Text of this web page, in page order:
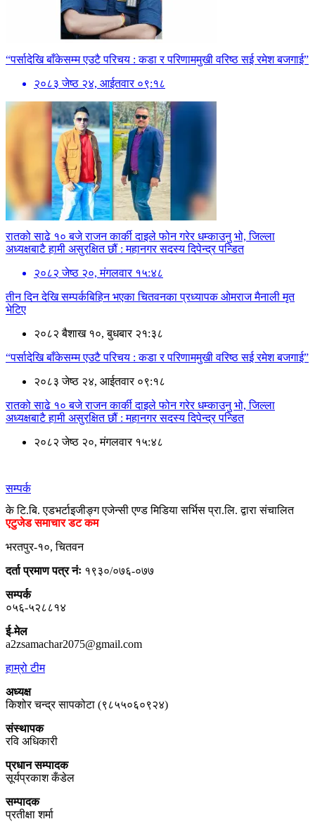
“पर्सादेखि बाँकेसम्म एउटै परिचय : कडा र परिणाममुखी वरिष्ठ सई रमेश बजगाई”
२०८३ जेष्ठ २४, आईतवार ०९:१८
रातको साढे १० बजे राजन कार्की दाइले फोन गरेर धम्काउनु भो, जिल्ला
अध्यक्षबाटै हामी असुरक्षित छौं : महानगर सदस्य दिपेन्द्र पन्डित
२०८२ जेष्ठ २०, मंगलवार १५:४८
तीन दिन देखि सम्पर्कबिहिन भएका चितवनका प्रध्यापक ओमराज मैनाली मृत
भेटिए
२०८२ बैशाख १०, बुधबार २१:३८
“पर्सादेखि बाँकेसम्म एउटै परिचय : कडा र परिणाममुखी वरिष्ठ सई रमेश बजगाई”
२०८३ जेष्ठ २४, आईतवार ०९:१८
रातको साढे १० बजे राजन कार्की दाइले फोन गरेर धम्काउनु भो, जिल्ला
अध्यक्षबाटै हामी असुरक्षित छौं : महानगर सदस्य दिपेन्द्र पन्डित
२०८२ जेष्ठ २०, मंगलवार १५:४८
सम्पर्क
के टि.बि. एडभर्टाइजीङ्ग एजेन्सी एण्ड मिडिया सर्भिस प्रा.लि. द्वारा संचालित
एटुजेड समाचार डट कम
भरतपुर-१०, चितवन
दर्ता प्रमाण पत्र नंः १९३०/०७६-०७७
सम्पर्क
०५६-५२८८१४
ई-मेल
a2zsamachar2075@gmail.com
हाम्रो टीम
अध्यक्ष
किशोर चन्द्र सापकोटा (९८५५०६०९२४)
संस्थापक
रवि अधिकारी
प्रधान सम्पादक
सूर्यप्रकाश कँडेल
सम्पादक
प्रतीक्षा शर्मा